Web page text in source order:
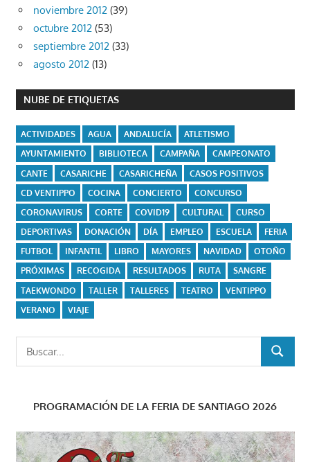
noviembre 2012 (39)
octubre 2012 (53)
septiembre 2012 (33)
agosto 2012 (13)
NUBE DE ETIQUETAS
ACTIVIDADES AGUA ANDALUCÍA
ATLETISMO
AYUNTAMIENTO
BIBLIOTECA CAMPAÑA
CAMPEONATO
CANTE
CASARICHE CASARICHEÑA
CASOS POSITIVOS
CD VENTIPPO
COCINA CONCIERTO
CONCURSO
CORONAVIRUS
CORTE COVID19 CULTURAL
CURSO
DEPORTIVAS
DONACIÓN DÍA EMPLEO ESCUELA
FERIA
FUTBOL
INFANTIL LIBRO MAYORES NAVIDAD
OTOÑO
PRÓXIMAS
RECOGIDA RESULTADOS RUTA
SANGRE
TAEKWONDO
TALLER TALLERES TEATRO
VENTIPPO
VERANO
VIAJE
BUSCAR
PROGRAMACIÓN DE LA FERIA DE SANTIAGO 2026